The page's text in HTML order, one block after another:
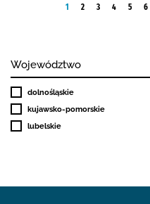
1 2 3 4 5 6
Województwo
dolnośląskie
kujawsko-pomorskie
lubelskie